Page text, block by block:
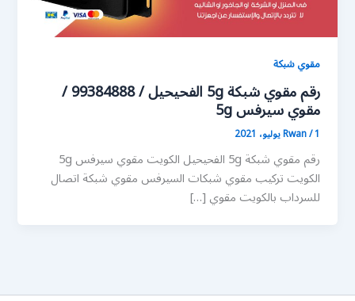
مقوي شبكة
رقم مقوي شبكة 5g الفحيحيل / 99384888 /
مقوي سيرفس 5g
Rwan/1 يوليو، 2021
رقم مقوي شبكة 5g الفحيحيل الكويت مقوي سيرفس 5g
الكويت تركيب مقوي شبكات السيرفس مقوي شبكة اتصال
للسرداب بالكويت مقوي […]